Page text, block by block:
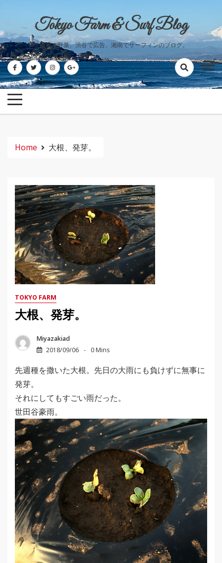
content
Tokyo Farm & Surf Blog
世田谷で野菜、渋谷で広告、湘南でサーフィンのブログ。
Home 大根、発芽。
TOKYO FARM
大根、発芽。
Miyazakiad
2018/09/06
0 Mins
先週種を撒いた大根。先日の大雨にも負けずに無事に
発芽。
それにしてもすごい雨だった。
世田谷豪雨。